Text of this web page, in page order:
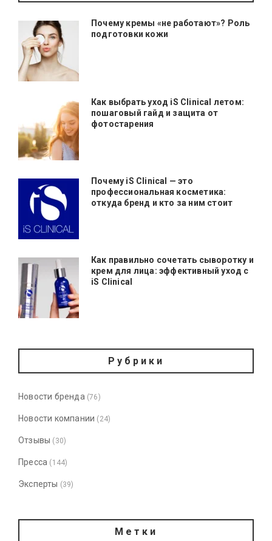
Почему кремы «не работают»? Роль
подготовки кожи
Как выбрать уход iS Clinical летом:
пошаговый гайд и защита от
фотостарения
Почему iS Clinical — это
профессиональная косметика:
откуда бренд и кто за ним стоит
Как правильно сочетать сыворотку и
крем для лица: эффективный уход с
iS Clinical
Рубрики
Новости бренда (76)
Новости компании (24)
Отзывы (30)
Пресса (144)
Эксперты (39)
Метки